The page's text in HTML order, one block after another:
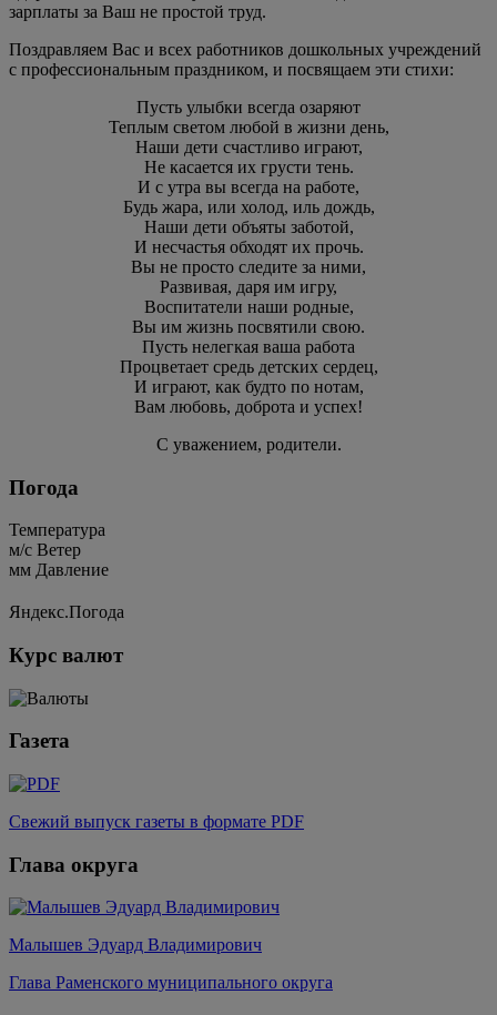
зарплаты за Ваш не простой труд.
Поздравляем Вас и всех работников дошкольных учреждений
с профессиональным праздником, и посвящаем эти стихи:
Пусть улыбки всегда озаряют
Теплым светом любой в жизни день,
Наши дети счастливо играют,
Не касается их грусти тень.
И с утра вы всегда на работе,
Будь жара, или холод, иль дождь,
Наши дети объяты заботой,
И несчастья обходят их прочь.
Вы не просто следите за ними,
Развивая, даря им игру,
Воспитатели наши родные,
Вы им жизнь посвятили свою.
Пусть нелегкая ваша работа
Процветает средь детских сердец,
И играют, как будто по нотам,
Вам любовь, доброта и успех!
С уважением, родители.
Погода
Температура
м/c Ветер
мм Давление
Яндекс.Погода
Курс валют
Газета
Свежий выпуск газеты в формате PDF
Глава округа
Малышев Эдуард Владимирович
Глава Раменского муниципального округа